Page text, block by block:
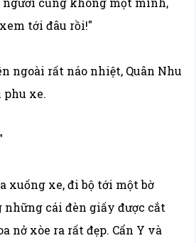
tới đâu rồi!"
ngoài rất náo nhiệt, Quân Nhu
phu xe.
xuống xe, đi bộ tới một bờ
những cái đèn giấy được cắt
nở xòe ra rất đẹp. Cẩn Y và